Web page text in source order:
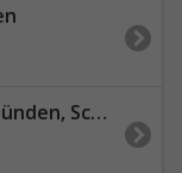
Schweiz